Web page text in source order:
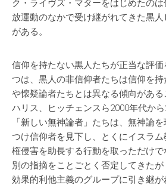
ク・ライヴズ・マターをはじめたの
放運動のなかで受け継がれてきた黒
がある。
信仰を持たない黒人たちが正当な評
つは、黒人の非信仰者たちは信仰を
や懐疑論者たちとは異なる傾向がある
ハリス、ヒッチェンスら2000年代か
「新しい無神論者」たちは、無神論
つけ信仰者を見下し、とくにイスラ
権侵害を助長する行動を取っただけ
別の指摘をことごとく否定してきた
効果的利他主義のグループに引き継